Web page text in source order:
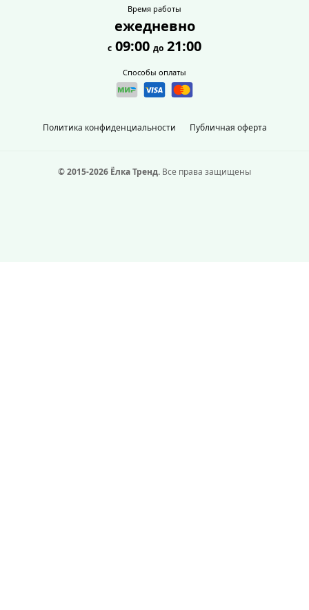
Политика конфиденциальности Публичная оферта
Время работы
ежедневно
с 09:00 до 21:00
Способы оплаты
© 2015-2026 Ёлка Тренд. Все права защищены